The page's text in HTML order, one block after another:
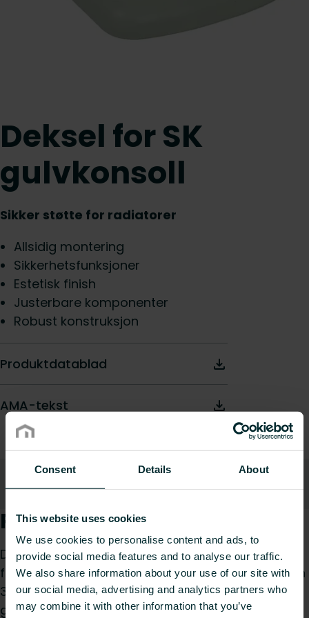
Consent Details About
This website uses cookies
We use cookies to personalise content and ads, to
provide social media features and to analyse our traffic.
We also share information about your use of our site with
our social media, advertising and analytics partners who
may combine it with other information that you’ve
Deksel for SK
gulvkonsoll
Sikker støtte for radiatorer
Allsidig montering
Sikkerhetsfunksjoner
Estetisk finish
Justerbare komponenter
Robust konstruksjon
Produktdatablad
AMA-tekst
Beskrivelse Nedlastinger
Produktbeskrivelse
Deksel ASK er designet for å gi overlegen støtte
for Select, Plan og Plan Plus radiatorer. Den har en
3mm tykk bunnplate som passer for ulike
gulvbelegg, oppreist støtte, justerbar bunnstøtte